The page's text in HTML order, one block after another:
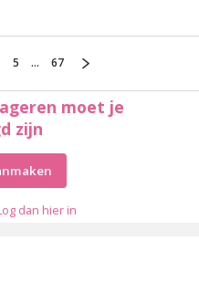
5 ... 67
moet je
zijn
dan hier in